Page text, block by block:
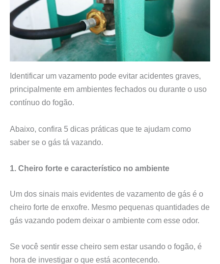
Identificar um vazamento pode evitar acidentes graves,
principalmente em ambientes fechados ou durante o uso
contínuo do fogão.
Abaixo, confira 5 dicas práticas que te ajudam como
saber se o gás tá vazando.
1. Cheiro forte e característico no ambiente
Um dos sinais mais evidentes de vazamento de gás é o
cheiro forte de enxofre. Mesmo pequenas quantidades de
gás vazando podem deixar o ambiente com esse odor.
Se você sentir esse cheiro sem estar usando o fogão, é
hora de investigar o que está acontecendo.